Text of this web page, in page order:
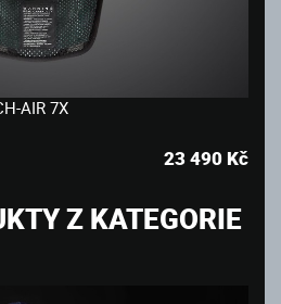
AIR 7X
23 490 Kč
Z KATEGORIE